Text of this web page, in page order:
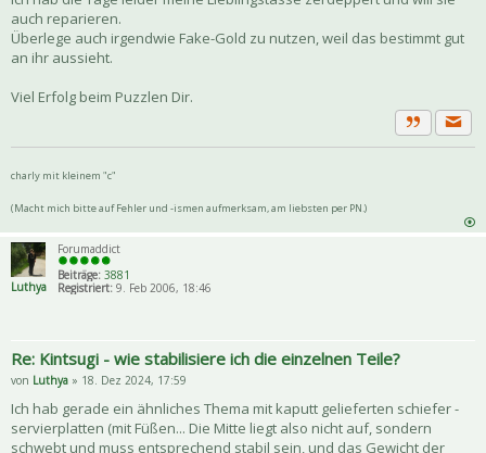
auch reparieren.
Überlege auch irgendwie Fake-Gold zu nutzen, weil das bestimmt gut
an ihr aussieht.
Viel Erfolg beim Puzzlen Dir.
Zitat
charly mit kleinem "c"
(Macht mich bitte auf Fehler und -ismen aufmerksam, am liebsten per PN.)
Luthya
Forumaddict
Beiträge: 3881
Registriert: 9. Feb 2006, 18:46
Re: Kintsugi - wie stabilisiere ich die einzelnen Teile?
von Luthya » 18. Dez 2024, 17:59
Ich hab gerade ein ähnliches Thema mit kaputt gelieferten schiefer -
servierplatten (mit Füßen... Die Mitte liegt also nicht auf, sondern
schwebt und muss entsprechend stabil sein, und das Gewicht der